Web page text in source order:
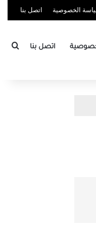
الخصوصية اتصل بنا
اتصل بنا